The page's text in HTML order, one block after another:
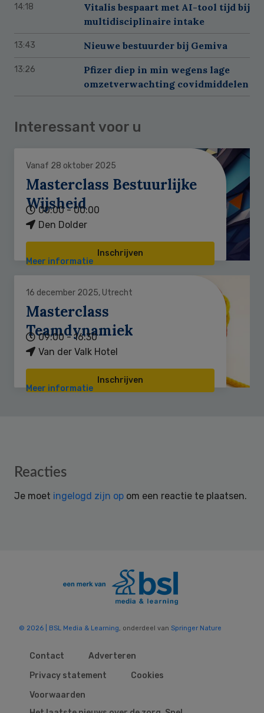
14:18
Vitalis bespaart met AI-tool tijd bij
multidisciplinaire intake
13:43 Nieuwe bestuurder bij Gemiva
13:26
Pfizer diep in min wegens lage
omzetverwachting covidmiddelen
Interessant voor u
Vanaf 28 oktober 2025
Masterclass Bestuurlijke
Wijsheid
00:00 - 00:00
Den Dolder
Inschrijven
Meer informatie
16 december 2025, Utrecht
Masterclass
Teamdynamiek
09:00 - 16:30
Van der Valk Hotel
Inschrijven
Meer informatie
Reader
Reacties
Je moet ingelogd zijn op om een reactie te plaatsen.
© 2026 | BSL Media & Learning , onderdeel van Springer Nature
Contact
Adverteren
Privacy statement
Cookies
Voorwaarden